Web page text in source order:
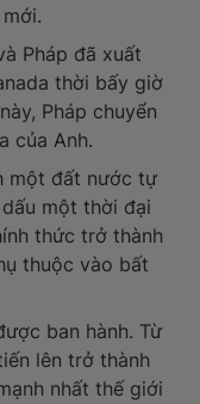
Pháp đã xuất
thời bấy giờ
Pháp chuyển
của Anh.
một đất nước tự
một thời đại
thức trở thành
thuộc vào bất
ban hành. Từ
lên trở thành
nhất thế giới